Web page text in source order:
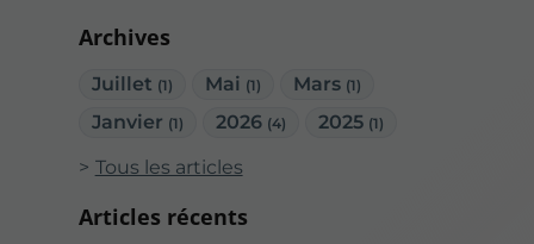
Archives
Juillet (1) Mai (1) Mars (1)
Janvier (1) 2026 (4) 2025 (1)
Tous les articles
Articles récents